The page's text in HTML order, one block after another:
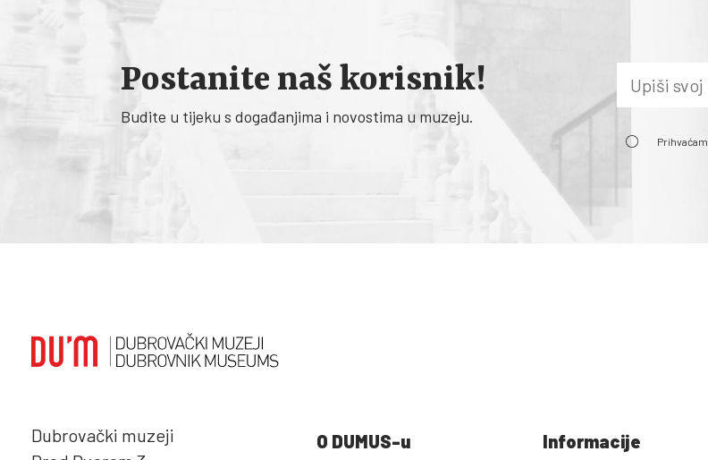
Postanite naš korisnik!
Budite u tijeku s događanjima i novostima u muzeju.
Prihvaćam
Dubrovački muzeji
O DUMUS-u Informacije